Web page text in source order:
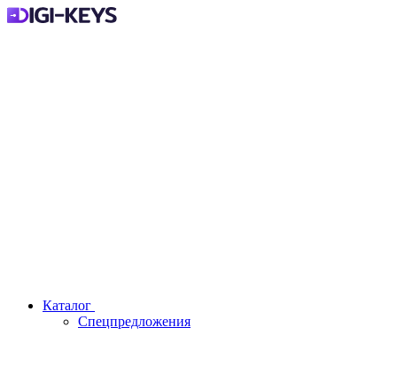
Каталог
Спецпредложения